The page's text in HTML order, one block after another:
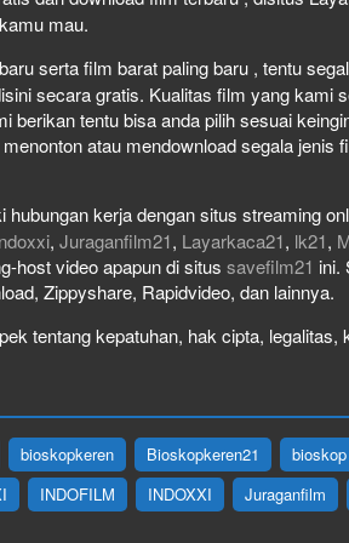
mau.
serta film barat paling baru , tentu
secara gratis. Kualitas film yang kami
tentu bisa anda pilih sesuai
atau mendownload segala
kerja dengan situs streaming
, Juraganfilm21, Layarkaca21, lk21,
host video apapun di situs savefilm21 ini.
Zippyshare, Rapidvideo, dan lainnya.
tentang kepatuhan, hak cipta,
bioskopkeren Bioskopkeren21
INDOFILM INDOXXI Juraganfilm